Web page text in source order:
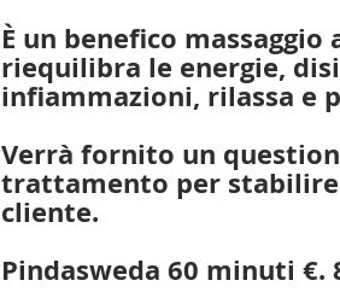
È un benefico
riequilibra le energie,
infiammazioni, rilassa e
Verrà fornito un
trattamento per stabilire
cliente.
Pindasweda 60 minuti €.